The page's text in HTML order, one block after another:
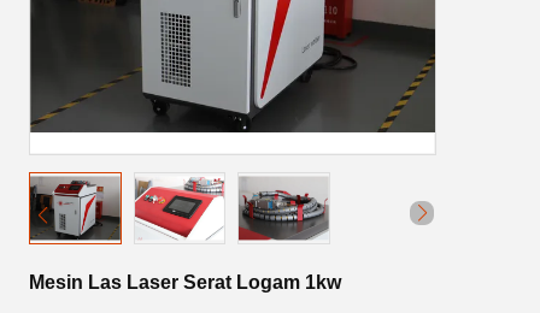
Mesin Las Laser Serat Logam 1kw